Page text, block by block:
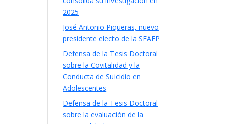
2025
José Antonio Piqueras, nuevo
presidente electo de la SEAEP
Defensa de la Tesis Doctoral
sobre la Covitalidad y la
Conducta de Suicidio en
Adolescentes
Defensa de la Tesis Doctoral
sobre la evaluación de la